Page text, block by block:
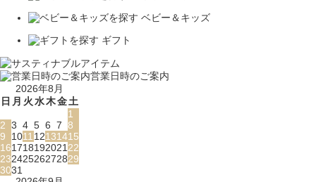
ベビー＆キッズ
ギフト
営業日時のご案内
2026年8月
日 月 火水木金土
1
2 3 4 5 6 7 8
9
1011 12131415
161718192021 22
23242526272829
3031